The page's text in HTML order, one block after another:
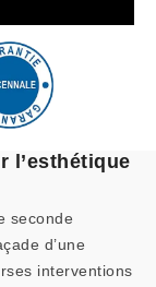
l’esthétique
seconde
d’une
interventions